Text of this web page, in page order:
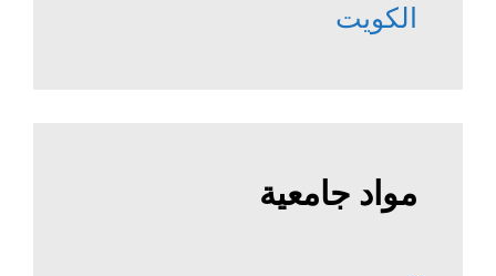
الكويت
مواد جامعية